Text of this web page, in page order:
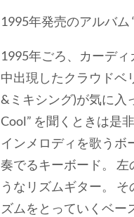
1995年発売のアルバム
1995年ごろ、カーデ
中出現したクラウドベ
&ミキシング)が気に入
Cool” を聞くときは是
インメロディを歌うボ
奏でるキーボード。
うなリズムギター。
ズムをとっていくベー